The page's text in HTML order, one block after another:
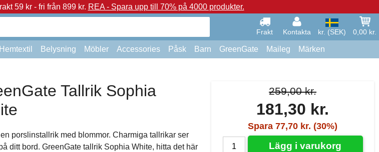
59 kr - fri från 899 kr. REA - Spara upp till 70% på 4000 produkter.
Frakt Kontakta kr. (SEK) 0,00 kr.
Hemtextil Belysning Möbler Accessories Påsk Barn GreenGate Maileg Märken
259,00 kr.
181,30 kr.
Spara 77,70 kr. (30%)
Lägg i varukorg
Tallrik Sophia
porslinstallrik med blommor. Charmiga tallrikar ser
ditt bord. GreenGate tallrik Sophia White, hitta det här